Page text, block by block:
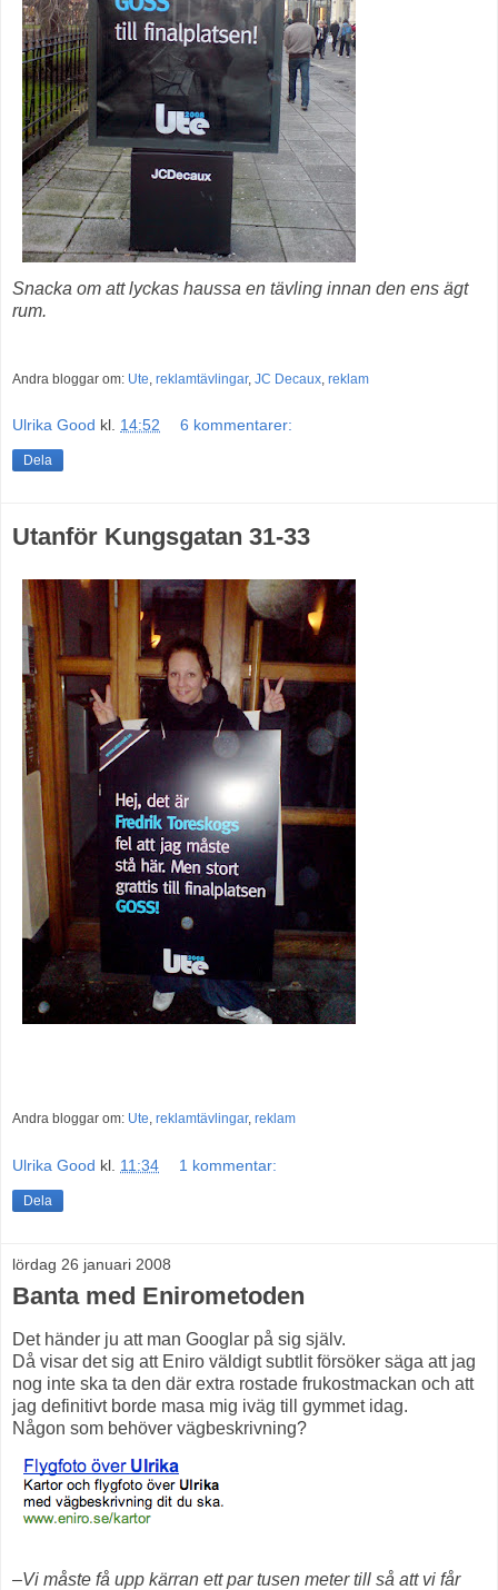
Snacka om att lyckas haussa en tävling innan den ens ägt
rum.
Andra bloggar om: Ute reklamtävlingar, JC Decaux reklam
Ulrika Good kl. 14:52 6 kommentarer:
Dela
Utanför Kungsgatan 31-33
Andra bloggar om: Ute, reklamtävlingar, reklam
Ulrika Good kl. 11:34 1 kommentar:
Dela
lördag 26 januari 2008
Banta med Enirometoden
Det händer ju att man Googlar på sig själv.
Då visar det sig att Eniro väldigt subtlit försöker säga att jag
nog inte ska ta den där extra rostade frukostmackan och att
jag definitivt borde masa mig iväg till gymmet idag.
Någon som behöver vägbeskrivning?
–Vi måste få upp kärran ett par tusen meter till så att vi får